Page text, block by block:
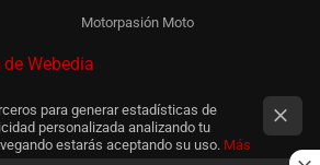
Motorpasión Moto
Webedia
para generar estadísticas de
personalizada analizando tu
estarás aceptando su uso. Más